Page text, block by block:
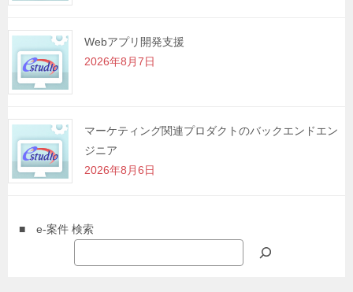
Webアプリ開発支援
2026年8月7日
マーケティング関連プロダクトのバックエンドエン
ジニア
2026年8月6日
■ e-案件 検索